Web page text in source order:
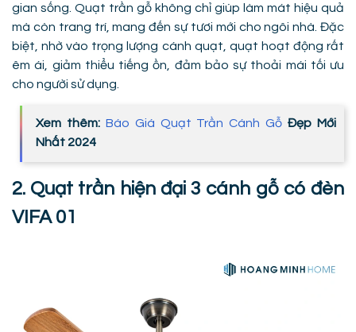
gian sống. Quạt trần gỗ không chỉ giúp làm mát hiệu quả
mà còn trang trí, mang đến sự tươi mới cho ngôi nhà. Đặc
biệt, nhờ vào trọng lượng cánh quạt, quạt hoạt động rất
êm ái, giảm thiểu tiếng ồn, đảm bảo sự thoải mái tối ưu
cho người sử dụng.
Xem thêm: Báo Giá Quạt Trần Cánh Gỗ Đẹp Mới
Nhất 2024
2. Quạt trần hiện đại 3 cánh gỗ có đèn
VIFA 01